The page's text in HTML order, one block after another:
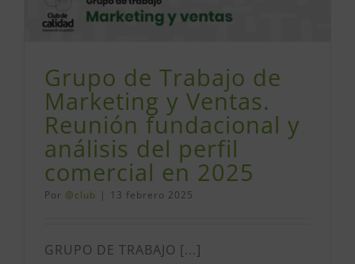
Grupo de Trabajo de
Marketing y Ventas.
Reunión fundacional y
análisis del perfil
comercial en 2025
Por @club | 13 febrero 2025
GRUPO DE TRABAJO [...]